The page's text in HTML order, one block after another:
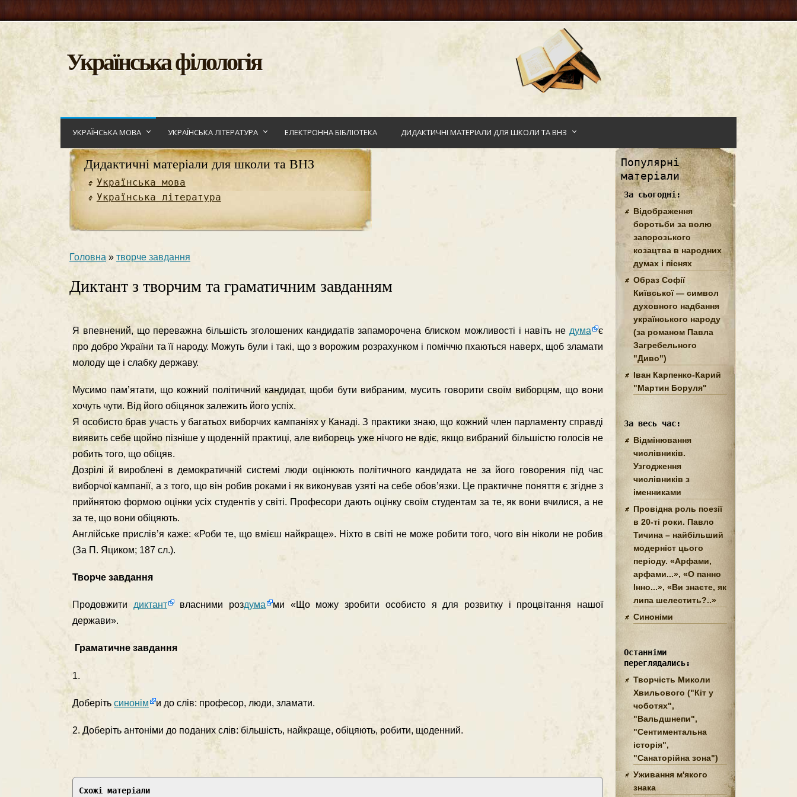
Українська філологія
УКРАЇНСЬКА МОВА УКРАЇНСЬКА ЛІТЕРАТУРА ЕЛЕКТРОННА БІБЛІОТЕКА ДИДАКТИЧНІ МАТЕРІАЛИ ДЛЯ ШКОЛИ ТА ВНЗ
Дидактичні матеріали для школи та ВНЗ
Українська мова
Українська література
Головна » творче завдання
Диктант з творчим та граматичним завданням
Я впевнений, що переважна більшість зголошених кандидатів запаморочена блиском можливості і навіть не дума
є
про добро України та її народу. Можуть були і такі, що з ворожим розрахунком і поміччю пхаються наверх, щоб зламати
молоду ще і слабку державу.
Мусимо пам’ятати, що кожний політичний кандидат, щоби бути вибраним, мусить говорити своїм виборцям, що вони
хочуть чути. Від його обіцянок залежить його успіх.
Я особисто брав участь у багатьох виборчих кампаніях у Канаді. З практики знаю, що кожний член парламенту справді
виявить себе щойно пізніше у щоденній практиці, але виборець уже нічого не вдіє, якщо вибраний більшістю голосів не
робить того, що обіцяв.
Дозрілі й вироблені в демократичній системі люди оцінюють політичного кандидата не за його говорения під час
виборчої кампанії, а з того, що він робив роками і як виконував узяті на себе обов’язки. Це практичне поняття є згідне з
прийнятою формою оцінки усіх студентів у світі. Професори дають оцінку своїм студентам за те, як вони вчилися, а не
за те, що вони обіцяють.
Англійське прислів’я каже: «Роби те, що вмієш найкраще». Ніхто в світі не може робити того, чого він ніколи не робив
(За П. Яциком; 187 сл.).
Творче завдання
Продовжити диктант власними роздума
ми «Що можу зробити особисто я для розвитку і процвітання нашої
держави».
Граматичне завдання
1.
Доберіть синонім и до слів: професор, люди, зламати.
2. Доберіть антоніми до поданих слів: більшість, найкраще, обіцяють, робити, щоденний.
Схожі матеріали
Популярні
матеріали
За сьогодні:
Відображення
боротьби за волю
запорозького
козацтва в народних
думах і піснях
Образ Софії
Київської — символ
духовного надбання
українського народу
(за романом Павла
Загребельного
"Диво")
Іван Карпенко-Карий
"Мартин Боруля"
За весь час:
Відмінювання
числівників.
Узгодження
числівників з
іменниками
Провідна роль поезії
в 20-ті роки. Павло
Тичина – найбільший
модерніст цього
періоду. «Арфами,
арфами...», «О панно
Інно...», «Ви знаєте, як
липа шелестить?..»
Синоніми
Останніми
переглядались:
Творчість Миколи
Хвильового ("Кіт у
чоботях",
"Вальдшнепи",
"Сентиментальна
історія",
"Санаторійна зона")
Уживання м'якого
знака